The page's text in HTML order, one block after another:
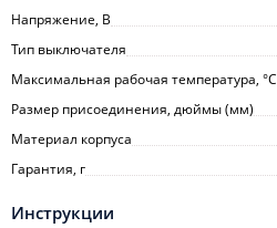
Напряжение, В
Тип выключателя
Максимальная рабочая температура, °С
Размер присоединения, дюймы (мм)
Материал корпуса
Гарантия, г
Инструкции